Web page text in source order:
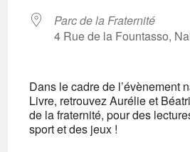
Parc de la Fraternité
4 Rue de la Fountasso,
Dans le cadre de l’évènement
Livre, retrouvez Aurélie et
de la fraternité, pour des
sport et des jeux !